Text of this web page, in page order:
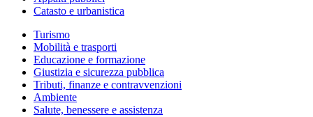
Catasto e urbanistica
Turismo
Mobilità e trasporti
Educazione e formazione
Giustizia e sicurezza pubblica
Tributi, finanze e contravvenzioni
Ambiente
Salute, benessere e assistenza